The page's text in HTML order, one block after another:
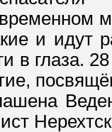
и идут
в глаза.